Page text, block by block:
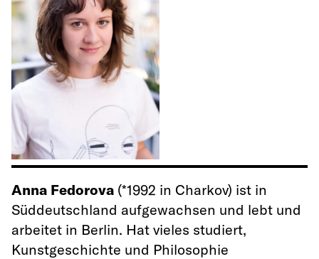
Anna Fedorova (*1992 in Charkov) ist in
Süddeutschland aufgewachsen und lebt und
arbeitet in Berlin. Hat vieles studiert,
Kunstgeschichte und Philosophie